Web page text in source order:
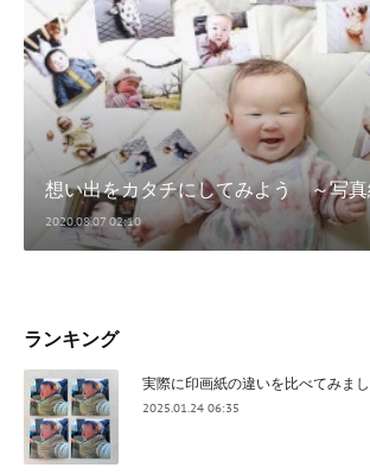
想い出をカタチにしてみよう ～写真
2020.08.07 02:10
ランキング
実際に印画紙の違いを比べてみまし
2025.01.24 06:35